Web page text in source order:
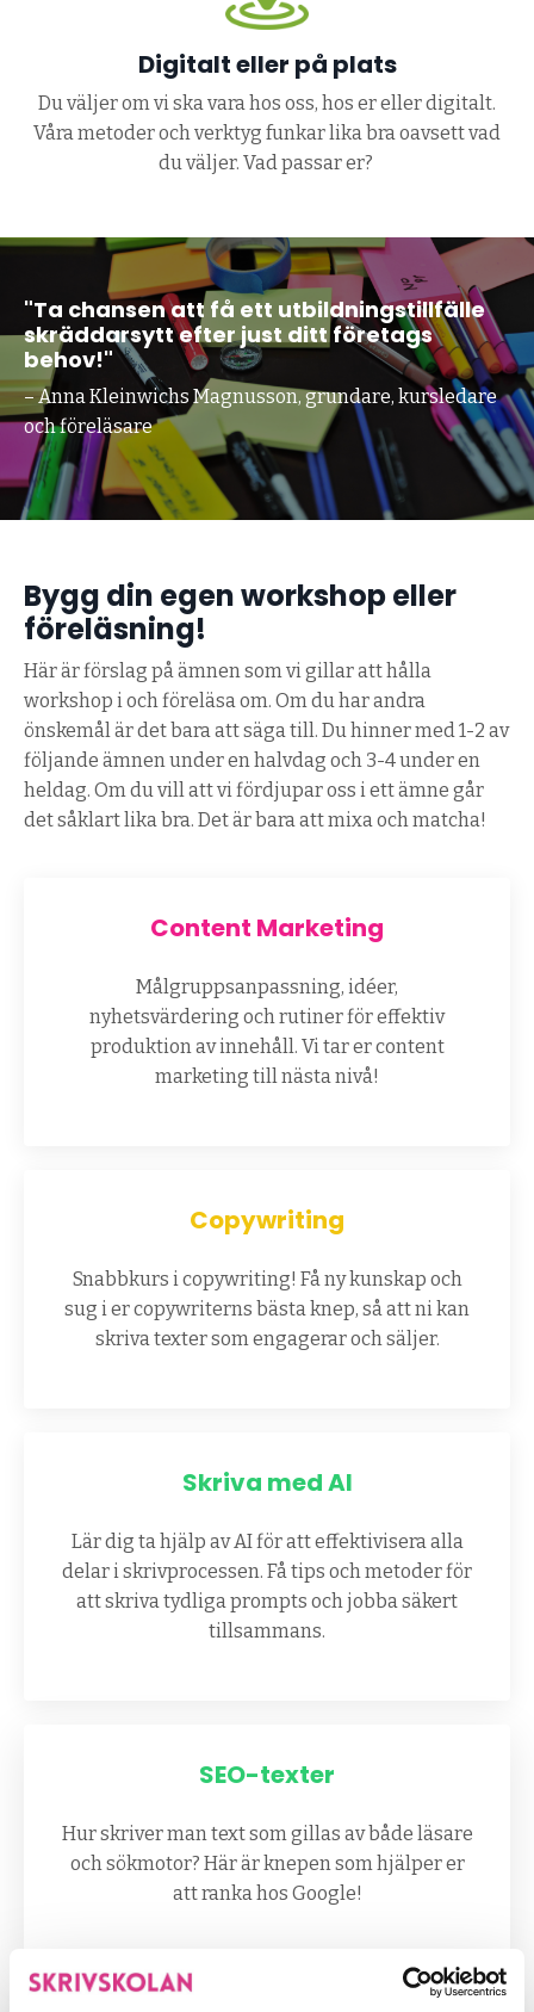
Digitalt eller på plats
Du väljer om vi ska vara hos oss, hos er eller digitalt.
Våra metoder och verktyg funkar lika bra oavsett vad
du väljer. Vad passar er?
"Ta chansen att få ett utbildningstillfälle
skräddarsytt efter just ditt företags
behov!"
– Anna Kleinwichs Magnusson, grundare, kursledare
och föreläsare
Bygg din egen workshop eller
föreläsning!
Här är förslag på ämnen som vi gillar att hålla
workshop i och föreläsa om. Om du har andra
önskemål är det bara att säga till. Du hinner med 1-2 av
följande ämnen under en halvdag och 3-4 under en
heldag. Om du vill att vi fördjupar oss i ett ämne går
det såklart lika bra. Det är bara att mixa och matcha!
Content Marketing
Målgruppsanpassning, idéer,
nyhetsvärdering och rutiner för effektiv
produktion av innehåll. Vi tar er content
marketing till nästa nivå!
Copywriting
Snabbkurs i copywriting! Få ny kunskap och
sug i er copywriterns bästa knep, så att ni kan
skriva texter som engagerar och säljer.
Skriva med AI
Lär dig ta hjälp av AI för att effektivisera alla
delar i skrivprocessen. Få tips och metoder för
att skriva tydliga prompts och jobba säkert
tillsammans.
SEO-texter
Hur skriver man text som gillas av både läsare
och sökmotor? Här är knepen som hjälper er
att ranka hos Google!